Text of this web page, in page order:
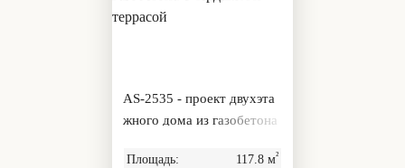
AS-2535 - проект двухэта
жного дома из газобетона
Площадь: 117.8 м²